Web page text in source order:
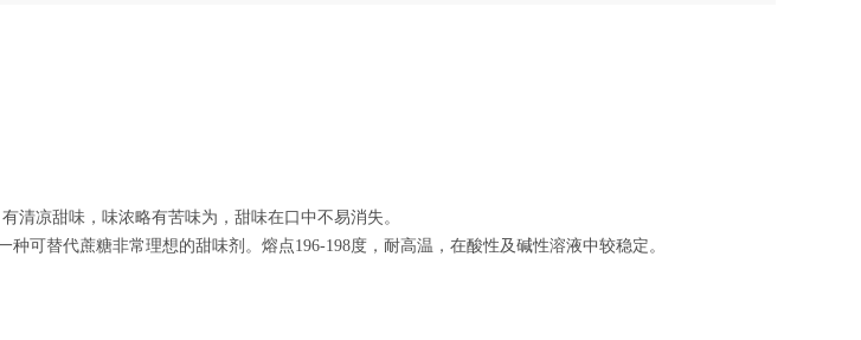
清凉甜味，味浓略有苦味为，甜味在口中不易消失。
可替代蔗糖非常理想的甜味剂。熔点196-198度，耐高温，在酸性及碱性溶液中较稳定。